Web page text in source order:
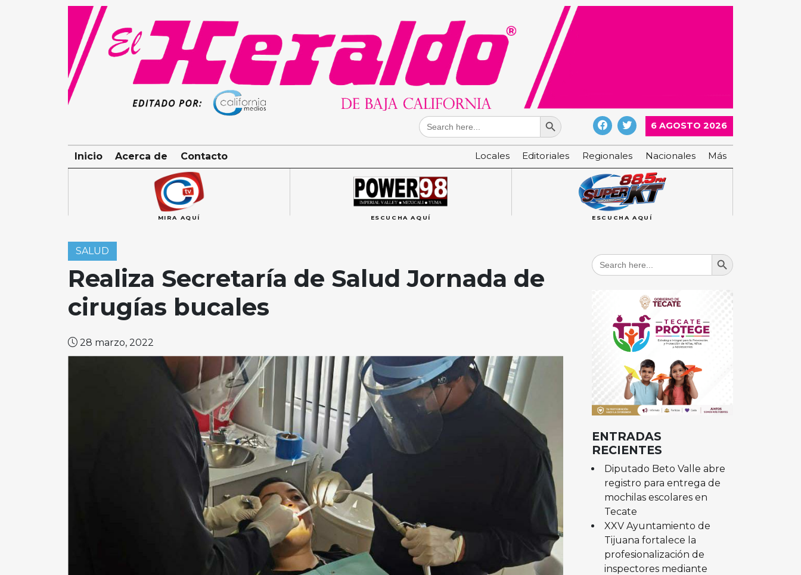
Search
for:
Search Button
6 AGOSTO 2026
Locales Editoriales Regionales Nacionales Más
Inicio Acerca de Contacto
MIRA AQUÍ ESCUCHA AQUÍ ESCUCHA AQUÍ
SALUD
Realiza Secretaría de Salud Jornada de
cirugías bucales
28 marzo, 2022
Search
for:
Search Button
ENTRADAS
RECIENTES
Diputado Beto Valle abre
registro para entrega de
mochilas escolares en
Tecate
XXV Ayuntamiento de
Tijuana fortalece la
profesionalización de
inspectores mediante